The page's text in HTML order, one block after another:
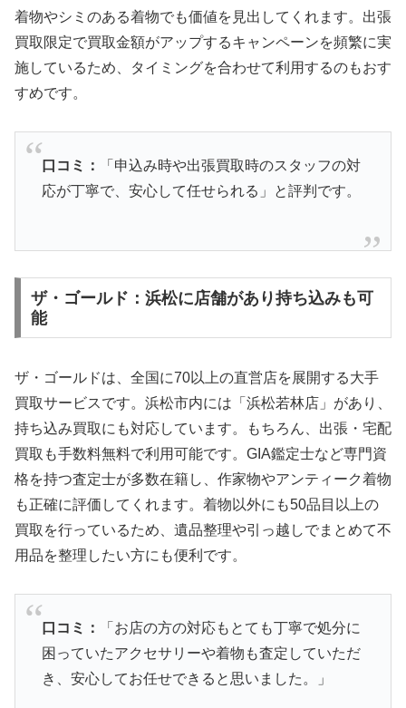
着物やシミのある着物でも価値を見出してくれます。出張
買取限定で買取金額がアップするキャンペーンを頻繁に実
施しているため、タイミングを合わせて利用するのもおす
すめです。
口コミ：
「申込み時や出張買取時のスタッフの対
応が丁寧で、安心して任せられる」と評判です。
ザ・ゴールド：浜松に店舗があり持ち込みも可
能
ザ・ゴールドは、全国に70以上の直営店を展開する大手
買取サービスです。浜松市内には「浜松若林店」があり、
持ち込み買取にも対応しています。もちろん、出張・宅配
買取も手数料無料で利用可能です。GIA鑑定士など専門資
格を持つ査定士が多数在籍し、作家物やアンティーク着物
も正確に評価してくれます。着物以外にも50品目以上の
買取を行っているため、遺品整理や引っ越しでまとめて不
用品を整理したい方にも便利です。
口コミ：
「お店の方の対応もとても丁寧で処分に
困っていたアクセサリーや着物も査定していただ
き、安心してお任せできると思いました。」